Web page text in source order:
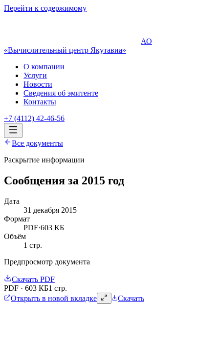
Перейти к содержимому
АО
«Вычислительный центр Якутавиа»
О компании
Услуги
Новости
Сведения об эмитенте
Контакты
+7 (4112) 42-46-56
Все документы
Раскрытие информации
Сообщения за 2015 год
Дата
31 декабря 2015
Формат
PDF·603 КБ
Объём
1 стр.
Предпросмотр документа
Скачать PDF
PDF · 603 КБ1 стр.
Открыть в новой вкладке
Скачать